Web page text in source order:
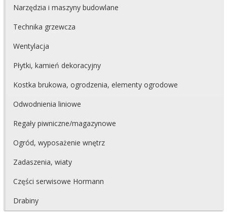
Narzędzia i maszyny budowlane
Technika grzewcza
Wentylacja
Płytki, kamień dekoracyjny
Kostka brukowa, ogrodzenia, elementy ogrodowe
Odwodnienia liniowe
Regały piwniczne/magazynowe
Ogród, wyposażenie wnętrz
Zadaszenia, wiaty
Części serwisowe Hormann
Drabiny